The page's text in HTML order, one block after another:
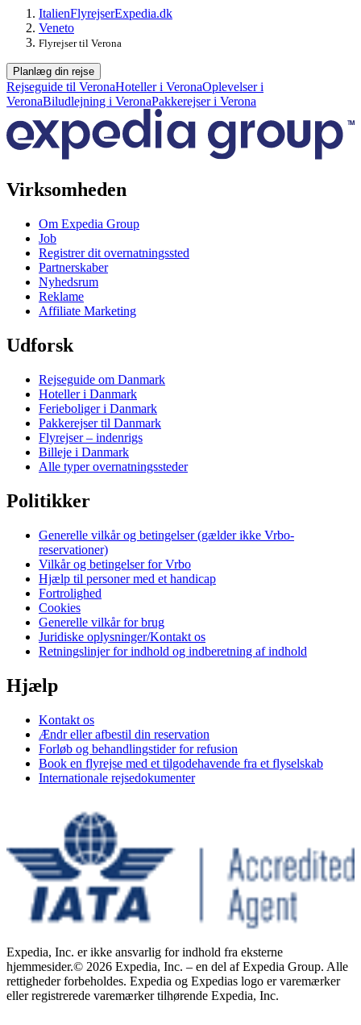
ItalienFlyrejserExpedia.dk
Veneto
Flyrejser til Verona
Planlæg din rejse
Rejseguide til VeronaHoteller i VeronaOplevelser i
VeronaBiludlejning i VeronaPakkerejser i Verona
Virksomheden
Om Expedia Group
Job
Registrer dit overnatningssted
Partnerskaber
Nyhedsrum
Reklame
Affiliate Marketing
Udforsk
Rejseguide om Danmark
Hoteller i Danmark
Ferieboliger i Danmark
Pakkerejser til Danmark
Flyrejser – indenrigs
Billeje i Danmark
Alle typer overnatningssteder
Politikker
Generelle vilkår og betingelser (gælder ikke Vrbo-
reservationer)
Vilkår og betingelser for Vrbo
Hjælp til personer med et handicap
Fortrolighed
Cookies
Generelle vilkår for brug
Juridiske oplysninger/Kontakt os
Retningslinjer for indhold og indberetning af indhold
Hjælp
Kontakt os
Ændr eller afbestil din reservation
Forløb og behandlingstider for refusion
Book en flyrejse med et tilgodehavende fra et flyselskab
Internationale rejsedokumenter
Expedia, Inc. er ikke ansvarlig for indhold fra eksterne
hjemmesider.© 2026 Expedia, Inc. – en del af Expedia Group. Alle
rettigheder forbeholdes. Expedia og Expedias logo er varemærker
eller registrerede varemærker tilhørende Expedia, Inc.